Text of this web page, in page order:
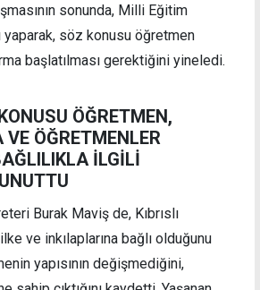
sonunda, Milli Eğitim
yaparak, söz konusu öğretmen
başlatılması gerektiğini yineledi.
ÖĞRETMEN,
ÖĞRETMENLER
İLGİLİ
Burak Maviş de, Kıbrıslı
ve inkılaplarına bağlı olduğunu
yapısının değişmediğini,